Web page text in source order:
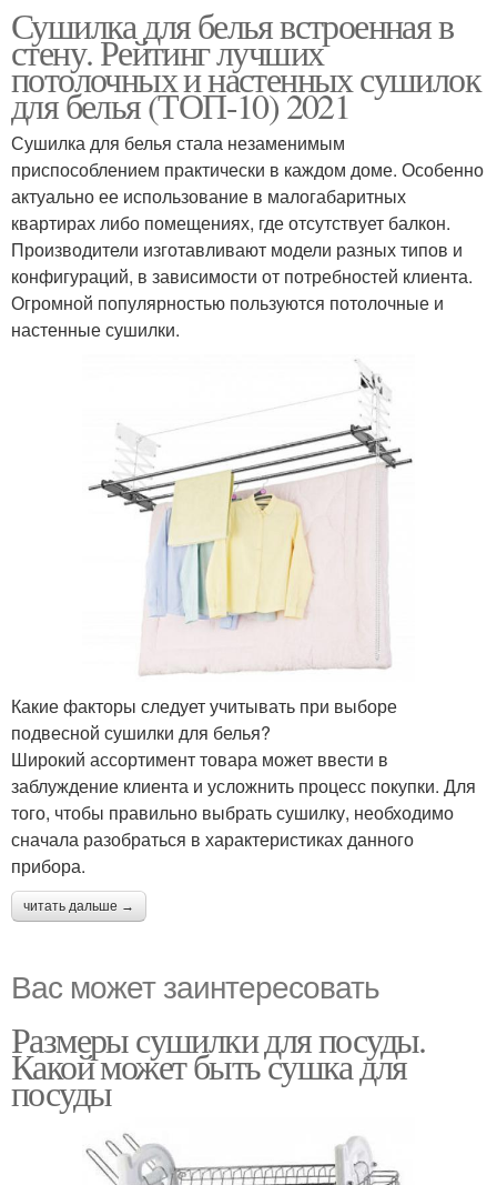
Сушилка для белья встроенная в
стену. Рейтинг лучших
потолочных и настенных сушилок
для белья (ТОП-10) 2021
Сушилка для белья стала незаменимым
приспособлением практически в каждом доме. Особенно
актуально ее использование в малогабаритных
квартирах либо помещениях, где отсутствует балкон.
Производители изготавливают модели разных типов и
конфигураций, в зависимости от потребностей клиента.
Огромной популярностью пользуются потолочные и
настенные сушилки.
Какие факторы следует учитывать при выборе
подвесной сушилки для белья?
Широкий ассортимент товара может ввести в
заблуждение клиента и усложнить процесс покупки. Для
того, чтобы правильно выбрать сушилку, необходимо
сначала разобраться в характеристиках данного
прибора.
читать дальше →
Вас может заинтересовать
Размеры сушилки для посуды.
Какой может быть сушка для
посуды